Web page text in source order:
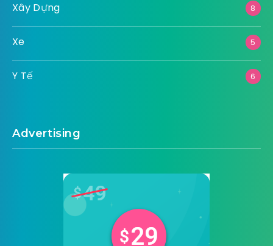
Xây Dựng 8
Xe 5
Y Tế 6
Advertising